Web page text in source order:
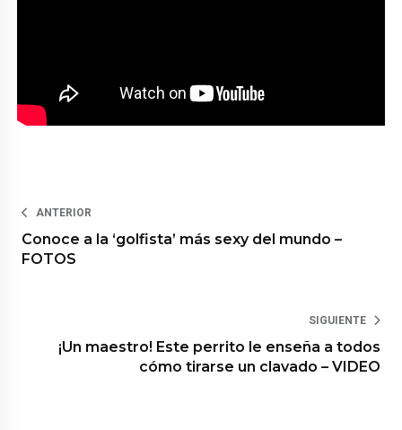
ANTERIOR
Conoce a la ‘golfista’ más sexy del mundo –
FOTOS
SIGUIENTE
¡Un maestro! Este perrito le enseña a todos
cómo tirarse un clavado – VIDEO